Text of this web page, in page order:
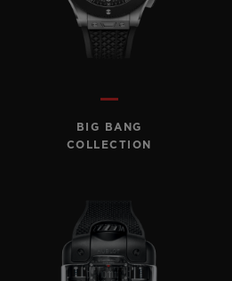
BIG BANG
COLLECTION